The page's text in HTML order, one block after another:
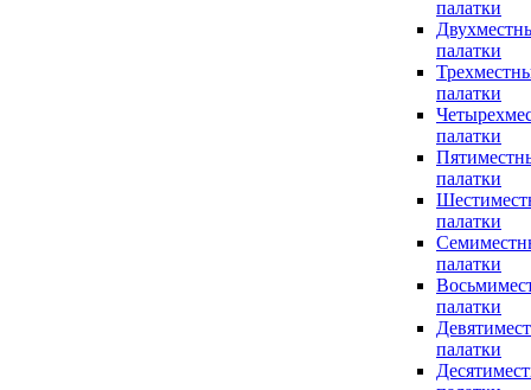
палатки
палатки
палатки
палатки
палатки
палатки
палатки
палатки
палатки